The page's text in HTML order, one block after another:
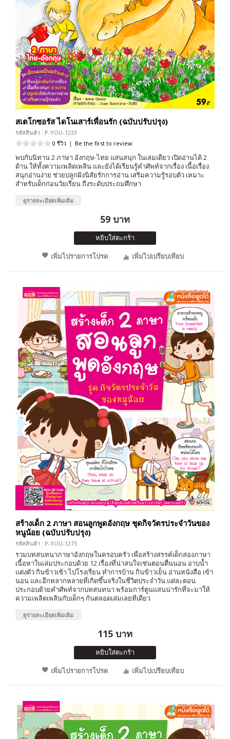
สเตโกซอรัส ไดโนเสาร์เพื่อนรัก (ฉบับปรับปรุง)
รหัสสินค้า : P-YOU-1233
0 รีวิว | Be the first to review
พบกับนิทาน 2 ภาษา อังกฤษ-ไทย แสนสนุก ในเล่มเดียว เปิดอ่านได้ 2
ด้าน ให้ทั้งความเพลิดเพลิน และยังได้เรียนรู้คำศัพท์จากเรื่อง เนื้อเรื่อง
สนุกอ่านง่าย ช่วยปลูกฝังนิสัยรักการอ่าน เสริมความรู้รอบตัว เหมาะ
สำหรับเด็กก่อนวัยเรียน ถึงระดับประถมศึกษา
ดูรายละเอียดเพิ่มเติม
59 บาท
หยิบใส่ตะกร้า
เพิ่มไปรายการโปรด
เพิ่มไปเปรียบเทียบ
สร้างเด็ก 2 ภาษา สอนลูกพูดอังกฤษ ชุดกิจวัตรประจำวันของ
หนูน้อย (ฉบับปรับปรุง)
รหัสสินค้า : P-YOU-1273
รวมบทสนทนาภาษาอังกฤษในครอบครัว เพื่อสร้างสรรค์เด็กสองภาษา
เนื้อหาในเล่มประกอบด้วย 12 เรื่องที่น่าสนใจเช่นตอนตื่นนอน อาบน้ำ
แต่งตัว กินข้าวเช้า ไปโรงเรียน ทำการบ้าน กินข้าวเย็น อ่านหนังสือ เข้า
นอน และอีกหลากหลายที่เกิดขึ้นจริงในชีวิตประจำวัน แต่ละตอน
ประกอบด้วยคำศัพท์จากบทสนทนา พร้อมการ์ตูนแสนน่ารักที่จะมาให้
ความเพลิดเพลินกับเด็กๆ กันตลอดเล่มเลยทีเดียว
ดูรายละเอียดเพิ่มเติม
115 บาท
หยิบใส่ตะกร้า
เพิ่มไปรายการโปรด
เพิ่มไปเปรียบเทียบ